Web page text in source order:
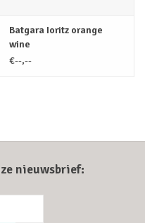
Batgara Ioritz orange
wine
€--,--
nieuwsbrief: